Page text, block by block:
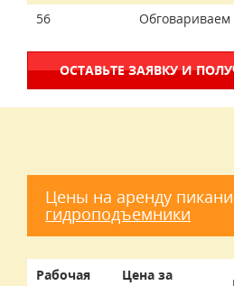
56
Обговариваем
ОСТАВЬТЕ ЗАЯВКУ И
Цены на аренду
гидроподъемники
Рабочая
Цена за